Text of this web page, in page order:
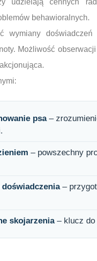
udzielają cennych
behawioralnych.
wymiany
Możliwość
psa–
– powszechny
–
skojarzenia– klucz do